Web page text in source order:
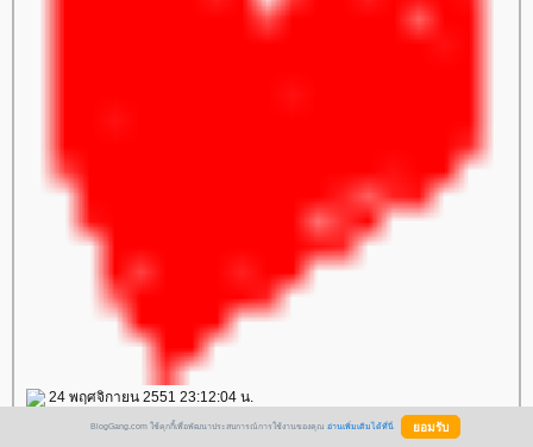
24 พฤศจิกายน 2551 23:12:04 น.
BlogGang.com ใช้คุกกี้เพื่อพัฒนาประสบการณ์การใช้งานของคุณ อ่านเพิ่มเติมได้ที่นี่